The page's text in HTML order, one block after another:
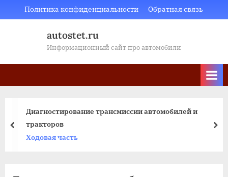
to
Политика конфиденциальности Обратная связь
autostet.ru
Информационный сайт про автомобили
Диагностирование трансмиссии автомобилей и
тракторов
Ходовая часть
пред